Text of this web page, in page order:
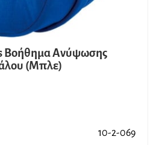
Bοήθημα Ανύψωσης
(Μπλε)
10-2-069